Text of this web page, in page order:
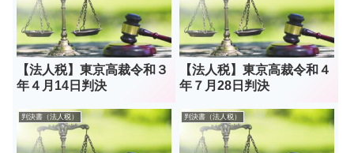
【法人税】東京高裁令和３
年４月14日判決
【法人税】東京高裁令和４
年７月28日判決
判決書（法人税） 判決書（法人税）